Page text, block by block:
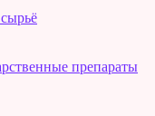
препараты